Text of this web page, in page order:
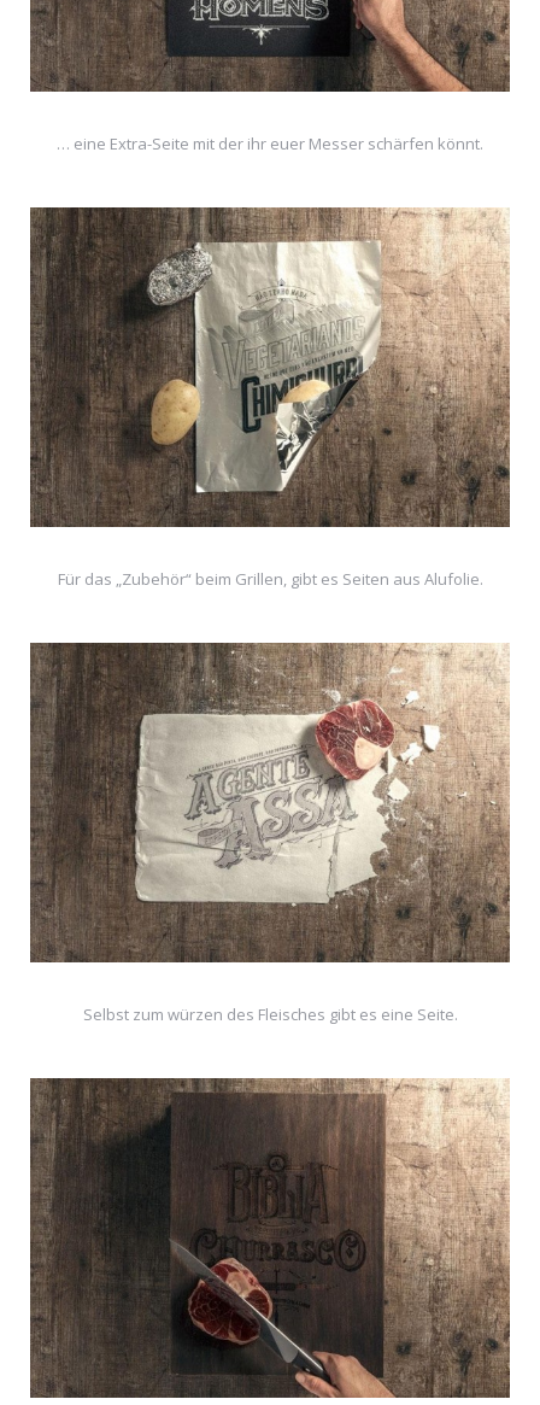
… eine Extra-Seite mit der ihr euer Messer schärfen könnt.
Für das „Zubehör“ beim Grillen, gibt es Seiten aus Alufolie.
Selbst zum würzen des Fleisches gibt es eine Seite.